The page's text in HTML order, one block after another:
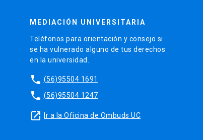
MEDIACIÓN UNIVERSITARIA
Teléfonos para orientación y consejo si
se ha vulnerado alguno de tus derechos
en la universidad.
phone (56)95504 1691
phone (56)95504 1247
launch Ir a la Oficina de Ombuds UC